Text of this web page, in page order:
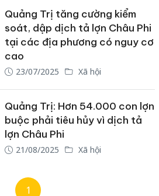
Quảng Trị tăng cường kiểm
soát, dập dịch tả lợn Châu Phi
tại các địa phương có nguy cơ
cao
23/07/2025 Xã hội
Quảng Trị: Hơn 54.000 con lợn
buộc phải tiêu hủy vì dịch tả
lợn Châu Phi
21/08/2025 Xã hội
1